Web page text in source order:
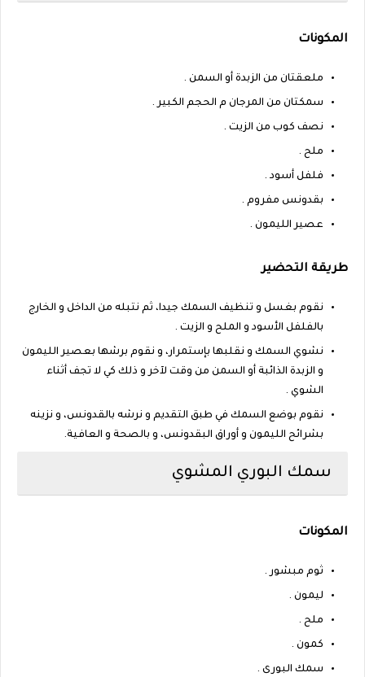
المكونات
ملعقتان من الزبدة أو السمن .
سمكتان من المرجان م الحجم الكبير .
نصف كوب من الزيت .
ملح .
فلفل أسود .
بقدونس مفروم .
عصير الليمون .
طريقة التحضير
نقوم بغسل و تنظيف السمك جيدا، ثم نتبله من الداخل و الخارج
بالفلفل الأسود و الملح و الزيت .
نشوي السمك و نقلبها بإستمرار، و نقوم برشها بعصير الليمون
و الزبدة الذائبة أو السمن من وقت لآخر و ذلك كي لا تجف أثناء
الشوي .
نقوم بوضع السمك في طبق التقديم و نرشه بالقدونس، و نزينه
بشرائح الليمون و أوراق البقدونس، و بالصحة و العافية.
سمك البوري المشوي
المكونات
ثوم مبشور .
ليمون .
ملح .
كمون .
سمك البورى .